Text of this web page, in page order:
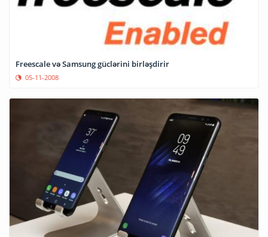
Freescale və Samsung güclərini birləşdirir
05-11-2008